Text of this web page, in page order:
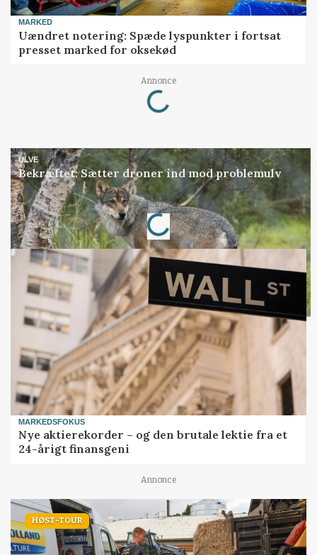
MARKED
Uændret notering: Spæde lyspunkter i fortsat
presset marked for oksekød
Annonce
Loading...
ULVE
Bekræftet: Sætter droner ind mod problemulv
Annonce
Loading...
MARKEDSFOKUS
Nye aktierekorder – og den brutale lektie fra et
24-årigt finansgeni
Annonce
HØST-TOUR